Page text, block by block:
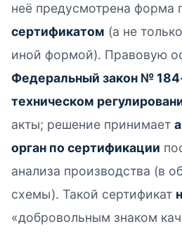
неё предусмотрена форма
сертификатом (а не
иной формой). Правовую
Федеральный закон №
техническом
акты; решение принимает
орган по сертификации
анализа производства (в
схемы). Такой сертификат
«добровольным знаком